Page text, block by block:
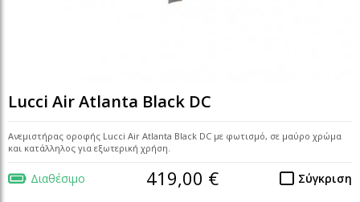
Lucci Air Atlanta Black DC
Ανεμιστήρας οροφής Lucci Air Atlanta Black DC με φωτισμό, σε μαύρο χρώμα
και κατάλληλος για εξωτερική χρήση.
Διαθέσιμο Σύγκριση
419,00 €